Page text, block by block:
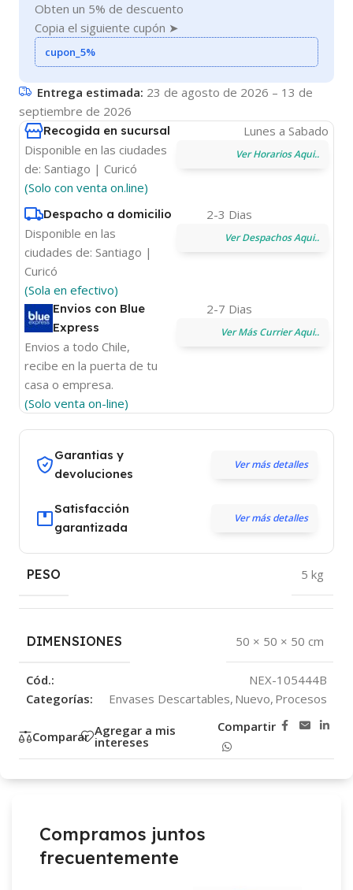
Obten un 5% de descuento
Copia el siguiente cupón ➤
cupon_5%
Entrega estimada: 23 de agosto de 2026 – 13 de
septiembre de 2026
Recogida en sucursal
Disponible en las ciudades
de: Santiago | Curicó
(Solo con venta on.line)
Ver Horarios Aqui..
Lunes a Sabado
Despacho a domicilio
Disponible en las
ciudades de: Santiago |
Curicó
(Sola en efectivo)
2-3 Dias
Ver Despachos Aqui..
Envios con Blue
Express
Envios a todo Chile,
recibe en la puerta de tu
casa o empresa.
(Solo venta on-line)
2-7 Dias
Ver Más Currier Aqui..
Garantias y
devoluciones
Ver más detalles
Satisfacción
garantizada
Ver más detalles
PESO 5 kg
DIMENSIONES 50 × 50 × 50 cm
Cód.:
NEX-105444B
Categorías:
Envases Descartables, Nuevo, Procesos
Comparar Agregar a mis
intereses
Compartir
Compramos juntos
frecuentemente